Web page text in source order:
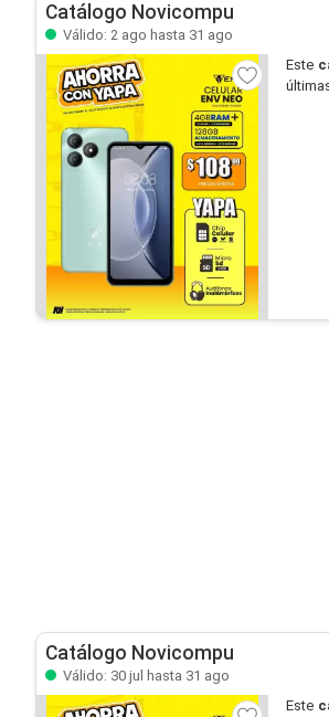
Catálogo Novicompu
Válido: 2 ago hasta 31 ago
Este
Catálogo Novicompu
Válido: 30 jul hasta 31 ago
Este